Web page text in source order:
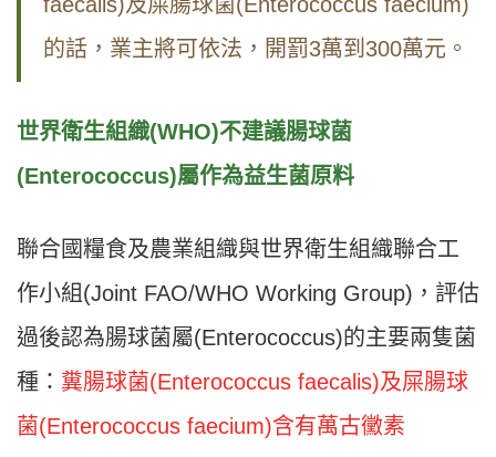
的話，業主將可依法，開罰3萬到300萬元。
世界衛生組織(WHO)不建議腸球菌
(Enterococcus)屬作為益生菌原料
聯合國糧食及農業組織與世界衛生組織聯合工
作小組(Joint FAO/WHO Working Group)，評估
過後認為腸球菌屬(Enterococcus)的主要兩隻菌
種： 糞腸球菌(Enterococcus faecalis)及屎腸球
菌(Enterococcus faecium)含有萬古黴素